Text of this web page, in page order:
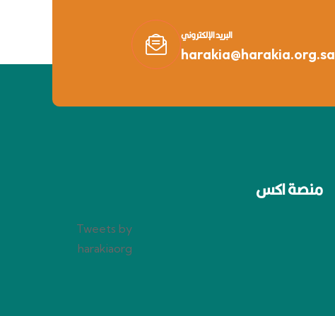
البريد الإلكتروني
harakia@harakia.org.sa
منصة اكس
Tweets by
harakiaorg